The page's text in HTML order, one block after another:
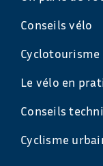
Conseils vélo
Cyclotourisme
Le vélo en
Conseils
Cyclisme